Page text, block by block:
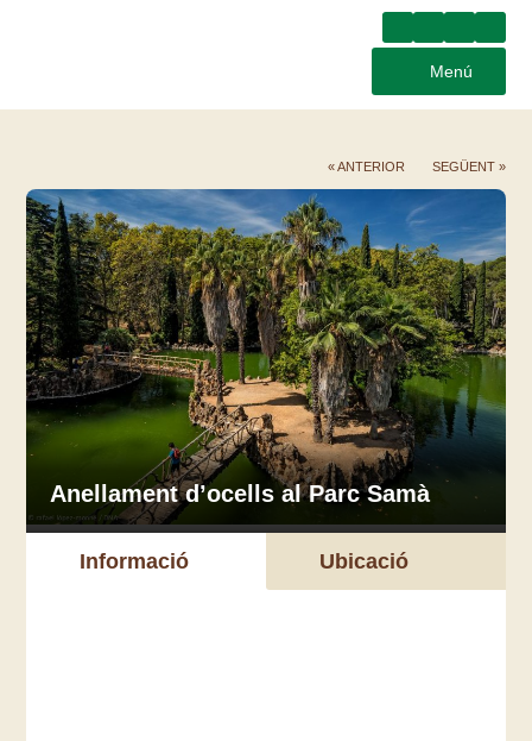
Menú
« ANTERIOR SEGÜENT »
Anellament d’ocells al Parc Samà
Informació Ubicació